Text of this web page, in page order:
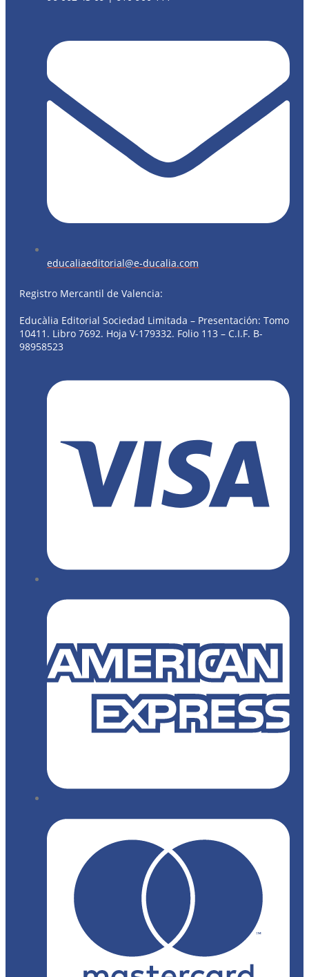
educaliaeditorial@e-ducalia.com
Registro Mercantil de Valencia:
Educàlia Editorial Sociedad Limitada – Presentación: Tomo
10411. Libro 7692. Hoja V-179332. Folio 113 – C.I.F. B-
98958523